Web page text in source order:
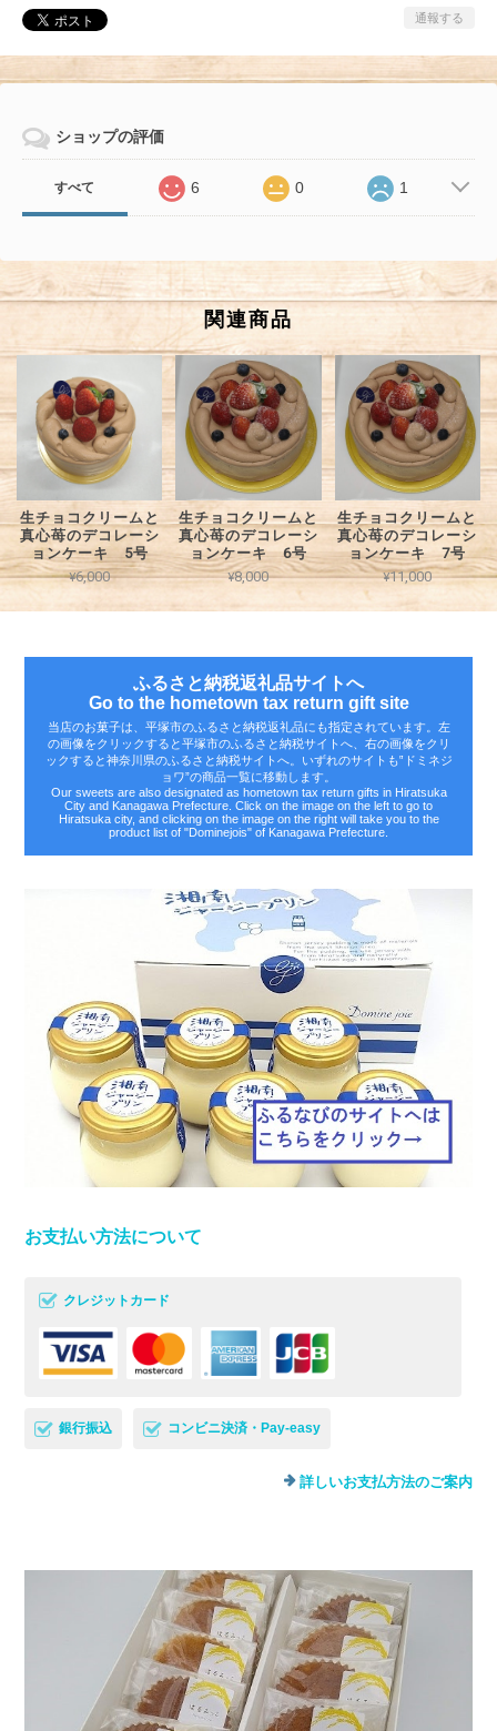
通報する
ショップの評価
すべて 6 0 1
関連商品
生チョコクリームと
真心苺のデコレーシ
ョンケーキ 5号
¥6,000
生チョコクリームと
真心苺のデコレーシ
ョンケーキ 6号
¥8,000
生チョコクリームと
真心苺のデコレーシ
ョンケーキ 7号
¥11,000
ふるさと納税返礼品サイトへ
Go to the hometown tax return gift site
当店のお菓子は、平塚市のふるさと納税返礼品にも指定されています。左
の画像をクリックすると平塚市のふるさと納税サイトへ、右の画像をクリ
ックすると神奈川県のふるさと納税サイトへ。いずれのサイトも‟ドミネジ
ョワ”の商品一覧に移動します。
Our sweets are also designated as hometown tax return gifts in Hiratsuka
City and Kanagawa Prefecture. Click on the image on the left to go to
Hiratsuka city, and clicking on the image on the right will take you to the
product list of "Dominejois" of Kanagawa Prefecture.
お支払い方法について
クレジットカード
銀行振込 コンビニ決済・Pay-easy
詳しいお支払方法のご案内